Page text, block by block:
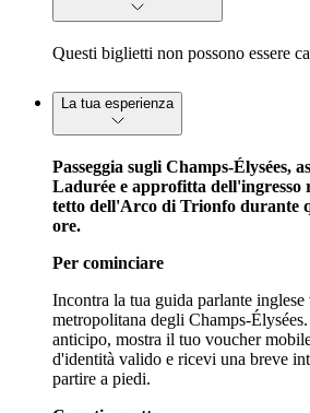
Questi biglietti non possono essere
La tua esperienza
Passeggia sugli Champs-Élysées,
Ladurée e approfitta dell'ingresso
tetto dell'Arco di Trionfo durante
ore.
Per cominciare
Incontra la tua guida parlante
metropolitana degli Champs-
anticipo, mostra il tuo voucher
d'identità valido e ricevi una breve
partire a piedi.